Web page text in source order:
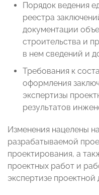
Порядок ведения
реестра
документации
строительства и
в нем сведений и
Требования к
оформления
экспертизы
результатов
Изменения нацелены
разрабатываемой
проектирования, а
проектных работ и
экспертизе проектной